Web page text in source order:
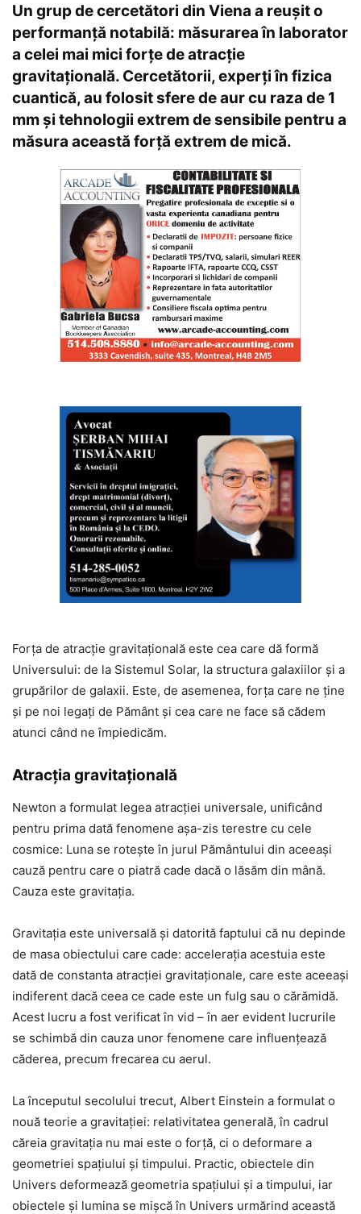
Un grup de cercetători din Viena a reușit o
performanță notabilă: măsurarea în laborator
a celei mai mici forțe de atracție
gravitațională. Cercetătorii, experți în fizica
cuantică, au folosit sfere de aur cu raza de 1
mm și tehnologii extrem de sensibile pentru a
măsura această forță extrem de mică.
Forța de atracție gravitațională este cea care dă formă
Universului: de la Sistemul Solar, la structura galaxiilor și a
grupărilor de galaxii. Este, de asemenea, forța care ne ține
și pe noi legați de Pământ și cea care ne face să cădem
atunci când ne împiedicăm.
Atracția gravitațională
Newton a formulat legea atracției universale, unificând
pentru prima dată fenomene așa-zis terestre cu cele
cosmice: Luna se rotește în jurul Pământului din aceeași
cauză pentru care o piatră cade dacă o lăsăm din mână.
Cauza este gravitația.
Gravitația este universală și datorită faptului că nu depinde
de masa obiectului care cade: accelerația acestuia este
dată de constanta atracției gravitaționale, care este aceeași
indiferent dacă ceea ce cade este un fulg sau o cărămidă.
Acest lucru a fost verificat în vid – în aer evident lucrurile
se schimbă din cauza unor fenomene care influențează
căderea, precum frecarea cu aerul.
La începutul secolului trecut, Albert Einstein a formulat o
nouă teorie a gravitației: relativitatea generală, în cadrul
căreia gravitația nu mai este o forță, ci o deformare a
geometriei spațiului și timpului. Practic, obiectele din
Univers deformează geometria spațiului și a timpului, iar
obiectele și lumina se mișcă în Univers urmărind această